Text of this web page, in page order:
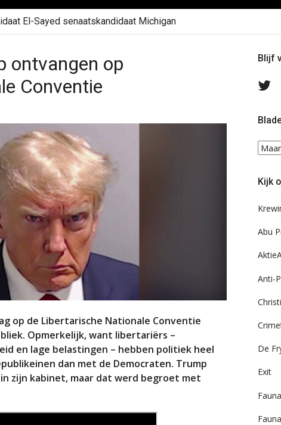
El-Sayed senaatskandidaat Michigan
ontvangen op
Conventie
op de Libertarische Nationale Conventie
Opmerkelijk, want libertariërs –
en lage belastingen – hebben politiek heel
dan met de Democraten. Trump
zijn kabinet, maar dat werd begroet met
Blijf
eens
ons
Kijk
Abu
Anti-
De
Exit